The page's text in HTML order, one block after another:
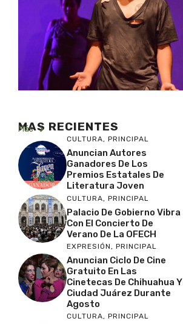
MAS RECIENTES
Más
CULTURA, PRINCIPAL
Anuncian Autores
Ganadores De Los
Premios Estatales De
Literatura Joven
CULTURA, PRINCIPAL
Palacio De Gobierno Vibra
Con El Concierto De
Verano De La OFECH
EXPRESIÓN, PRINCIPAL
Anuncian Ciclo De Cine
Gratuito En Las
Cinetecas De Chihuahua Y
Ciudad Juárez Durante
Agosto
CULTURA, PRINCIPAL